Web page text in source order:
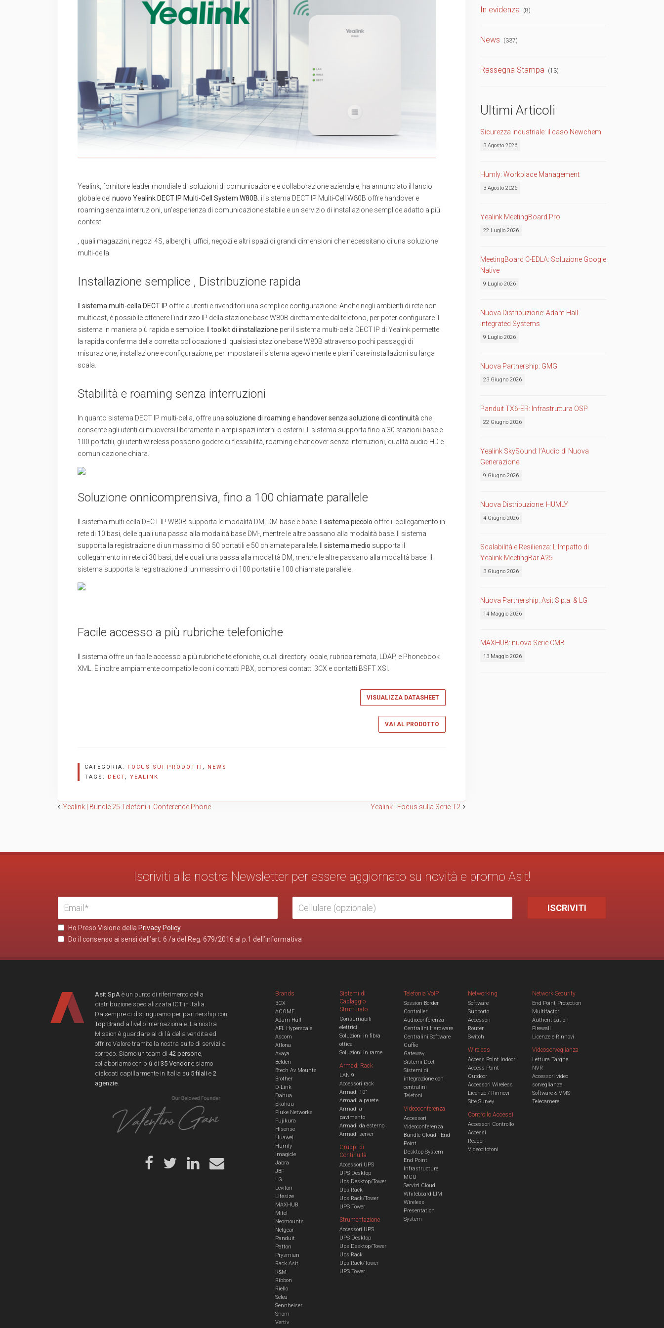
Yealink, fornitore leader mondiale di soluzioni di comunicazione e collaborazione aziendale, ha annunciato il lancio
globale del nuovo Yealink DECT IP Multi-Cell System W80B. il sistema DECT IP Multi-Cell W80B offre handover e
roaming senza interruzioni, un’esperienza di comunicazione stabile e un servizio di installazione semplice adatto a più
contesti
, quali magazzini, negozi 4S, alberghi, uffici, negozi e altri spazi di grandi dimensioni che necessitano di una soluzione
multi-cella.
Installazione semplice , Distribuzione rapida
sistema multi-cella DECT IP offre a utenti e rivenditori una semplice configurazione. Anche negli ambienti di rete non
multicast, è possibile ottenere l’indirizzo IP della stazione base W80B direttamente dal telefono, per poter configurare il
sistema in maniera più rapida e semplice. Il toolkit di installazione per il sistema multi-cella DECT IP di Yealink permette
la rapida conferma della corretta collocazione di qualsiasi stazione base W80B attraverso pochi passaggi di
misurazione, installazione e configurazione, per impostare il sistema agevolmente e pianificare installazioni su larga
scala.
Stabilità e roaming senza interruzioni
In quanto sistema DECT IP multi-cella, offre una soluzione di roaming e handover senza soluzione di continuità che
consente agli utenti di muoversi liberamente in ampi spazi interni o esterni. Il sistema supporta fino a 30 stazioni base e
100 portatili, gli utenti wireless possono godere di flessibilità, roaming e handover senza interruzioni, qualità audio HD e
comunicazione chiara.
Soluzione onnicomprensiva, fino a 100 chiamate parallele
Il sistema multi-cella DECT IP W80B supporta le modalità DM, DM-base e base. Il sistema piccolo offre il collegamento in
rete di 10 basi, delle quali una passa alla modalità base DM-, mentre le altre passano alla modalità base. Il sistema
supporta la registrazione di un massimo di 50 portatili e 50 chiamate parallele. Il sistema medio supporta il
collegamento in rete di 30 basi, delle quali una passa alla modalità DM, mentre le altre passano alla modalità base. Il
sistema supporta la registrazione di un massimo di 100 portatili e 100 chiamate parallele.
Facile accesso a più rubriche telefoniche
Il sistema offre un facile accesso a più rubriche telefoniche, quali directory locale, rubrica remota, LDAP, e Phonebook
XML. È inoltre ampiamente compatibile con i contatti PBX, compresi contatti 3CX e contatti BSFT XSI.
VISUALIZZA DATASHEET
VAI AL PRODOTTO
CATEGORIA: FOCUS SUI PRODOTTI ,
NEWS
TAGS:
DECT, YEALINK
Navigazione
Yealink | Bundle 25 Telefoni + Conference Phone Yealink | Focus sulla Serie T2
In evidenza (8)
News (337)
Rassegna Stampa (13)
Ultimi Articoli
Sicurezza industriale: il caso Newchem
3 Agosto 2026
Humly: Workplace Management
3 Agosto 2026
Yealink MeetingBoard Pro
22 Luglio 2026
MeetingBoard C-EDLA: Soluzione Google
Native
9 Luglio 2026
Nuova Distribuzione: Adam Hall
Integrated Systems
9 Luglio 2026
Nuova Partnership: GMG
23 Giugno 2026
Panduit TX6-ER: Infrastruttura OSP
22 Giugno 2026
Yealink SkySound: l’Audio di Nuova
Generazione
9 Giugno 2026
Nuova Distribuzione: HUMLY
4 Giugno 2026
Scalabilità e Resilienza: L’Impatto di
Yealink MeetingBar A25
3 Giugno 2026
Nuova Partnership: Asit S.p.a. & LG
14 Maggio 2026
MAXHUB: nuova Serie CMB
13 Maggio 2026
Iscriviti alla nostra Newsletter per essere aggiornato su novità e promo Asit!
Ho Preso Visione della Privacy Policy
Do il consenso ai sensi dell’art. 6 /a del Reg. 679/2016 al p.1 dell’informativa
Asit SpA è un punto di riferimento della
distribuzione specializzata ICT in Italia.
Da sempre ci distinguiamo per partnership con
Top Brand a livello internazionale. La nostra
Mission è guardare al di là della vendita ed
offrire Valore tramite la nostra suite di servizi a
corredo. Siamo un team di 42 persone,
collaboriamo con più di 35 Vendore siamo
dislocati capillarmente in Italia su 5 filali e 2
agenzie.
Brands
3CX
ACOME
Adam Hall
AFL Hyperscale
Ascom
Atlona
Avaya
Belden
Btech Av Mounts
Brother
D-Link
Dahua
Ekahau
Fluke Networks
Fujikura
Hisense
Huawei
Humly
Imagicle
Jabra
JBF
LG
Leviton
Lifesize
MAXHUB
Mitel
Neomounts
Netgear
Panduit
Patton
Prysmian
Rack Asit
R&M
Ribbon
Riello
Selea
Sennheiser
Snom
Vertiv
Sistemi di
Cablaggio
Strutturato
Consumabili
elettrici
Soluzioni in fibra
ottica
Soluzioni in rame
Armadi Rack
LAN 9
Accessori rack
Armadi 10"
Armadi a parete
Armadi a
pavimento
Armadi da esterno
Armadi server
Gruppi di
Continuità
Accessori UPS
UPS Desktop
Ups Desktop/Tower
Ups Rack
Ups Rack/Tower
UPS Tower
Strumentazione
Accessori UPS
UPS Desktop
Ups Desktop/Tower
Ups Rack
Ups Rack/Tower
UPS Tower
Telefonia VoIP
Session Border
Controller
Audioconferenza
Centralini Hardware
Centralini Software
Cuffie
Gateway
Sistemi Dect
Sistemi di
integrazione con
centralini
Telefoni
Videoconferenza
Accessori
Videoconferenza
Bundle Cloud - End
Point
Desktop System
End Point
Infrastructure
MCU
Servizi Cloud
Whiteboard LIM
Wireless
Presentation
System
Networking
Software
Supporto
Accessori
Router
Switch
Wireless
Access Point Indoor
Access Point
Outdoor
Accessori Wireless
Licenze / Rinnovi
Site Survey
Network Security
End Point Protection
Multifactor
Authentication
Firewall
Licenze e Rinnovi
Videosorveglianza
Lettura Targhe
NVR
Accessori video
sorveglianza
Software & VMS
Telecamere
Controllo Accessi
Accessori Controllo
Accessi
Reader
Videocitofoni
AV